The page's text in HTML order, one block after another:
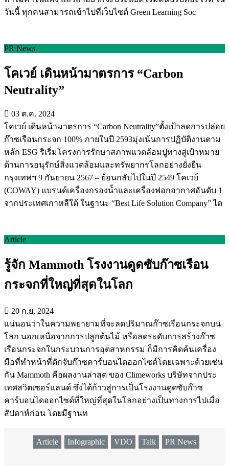
วันนี้ ทุกคนสามารถเข้าไปที่เว็บไซต์ Green Learning Soc
PR News
โคเวย์ เดินหน้ามาตรการ “Carbon
Neutrality”
03 ต.ค. 2024
โคเวย์ เดินหน้ามาตรการ “Carbon Neutrality”ตั้งเป้าลดการปล่อย
ก๊าซเรือนกระจก 100% ภายในปี 2593มุ่งเน้นการปฏิบัติงานตาม
หลัก ESG ริเริ่มโครงการรักษาสภาพแวดล้อมปูทางสู่เป้าหมาย
ด้านการอนุรักษ์สิ่งแวดล้อมและทรัพยากรโลกอย่างยั่งยืน
กรุงเทพฯ 9 กันยายน 2567 – ย้อนกลับไปในปี 2549 โคเวย์
(COWAY) แบรนด์เครื่องกรองน้ำและเครื่องฟอกอากาศอันดับ 1
จากประเทศเกาหลีใต้ ในฐานะ “Best Life Solution Company” ได
Article
รู้จัก Mammoth โรงงานดูดซับก๊าซเรือน
กระจกที่ใหญ่ที่สุดในโลก
20 ก.ย. 2024
แน่นอนว่าในความพยายามที่จะลดปริมาณก๊าซเรือนกระจกบน
โลก นอกเหนือจากการปลูกต้นไม้ หรือลดระดับการสร้างก๊าซ
เรือนกระจกในกระบวนการอุตสาหกรรม ก็มีการคิดค้นเครื่อง
มือที่ทำหน้าที่ดักจับก๊าซคาร์บอนไดออกไซด์โดยเฉพาะด้วยเช่น
กัน Mammoth คือผลงานล่าสุด ของ Climeworks บริษัทจากประ
เทศสวิตเซอร์แลนด์ ซึ่งได้ก้าวสู่การเป็นโรงงานดูดซับก๊าซ
คาร์บอนไดออกไซด์ที่ใหญ่ที่สุดในโลกอย่างเป็นทางการไปเมื่อ
สัปดาห์ก่อน โดยมีฐานท
Article Infographic VDO Talk PR News